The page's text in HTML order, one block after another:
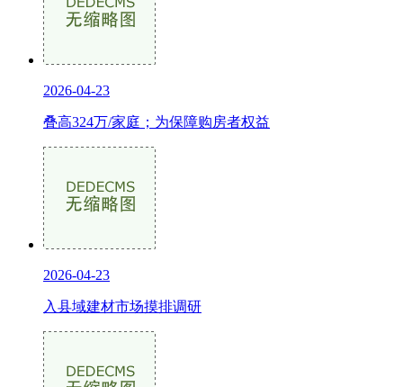
2026-04-23
叠高324万/家庭；为保障购房者权益
2026-04-23
入县域建材市场摸排调研